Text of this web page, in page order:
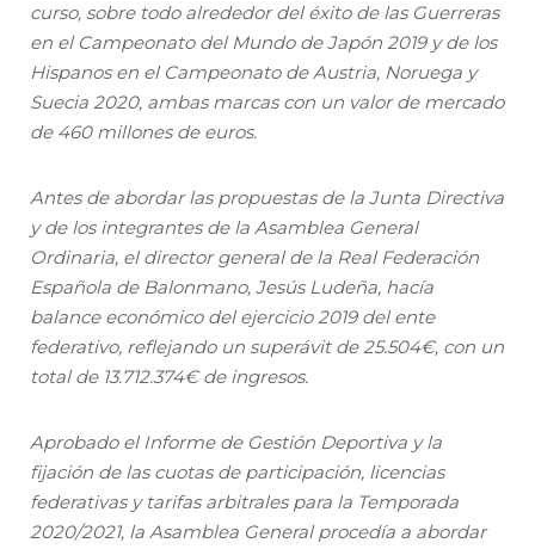
curso, sobre todo alrededor del éxito de las Guerreras
en el Campeonato del Mundo de Japón 2019 y de los
Hispanos en el Campeonato de Austria, Noruega y
Suecia 2020, ambas marcas con un valor de mercado
de 460 millones de euros.
Antes de abordar las propuestas de la Junta Directiva
y de los integrantes de la Asamblea General
Ordinaria, el director general de la Real Federación
Española de Balonmano, Jesús Ludeña, hacía
balance económico del ejercicio 2019 del ente
federativo, reflejando un superávit de 25.504€, con un
total de 13.712.374€ de ingresos.
Aprobado el Informe de Gestión Deportiva y la
fijación de las cuotas de participación, licencias
federativas y tarifas arbitrales para la Temporada
2020/2021, la Asamblea General procedía a abordar